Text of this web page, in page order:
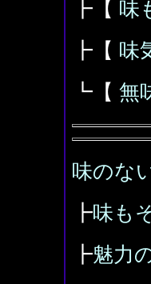
┣【 味
┣【 味
┗【 無
味のな
┣味も
┣魅力